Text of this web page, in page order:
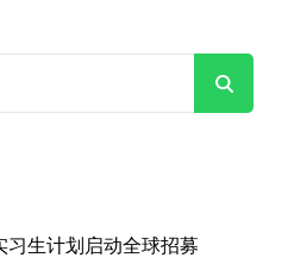
生计划启动全球招募